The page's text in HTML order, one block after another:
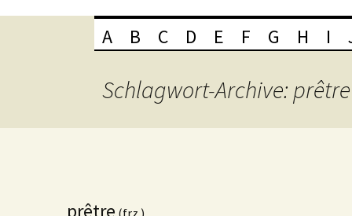
A B C D E F G H I
Schlagwort-Archive: prêtre
prêtre (frz.)